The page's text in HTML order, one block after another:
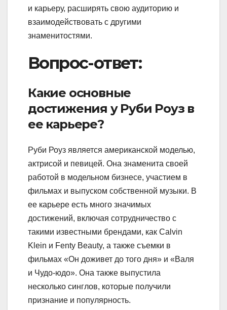
и карьеру, расширять свою аудиторию и
взаимодействовать с другими
знаменитостями.
Вопрос-ответ:
Какие основные
достижения у Руби Роуз в
ее карьере?
Руби Роуз является американской моделью,
актрисой и певицей. Она знаменита своей
работой в модельном бизнесе, участием в
фильмах и выпуском собственной музыки. В
ее карьере есть много значимых
достижений, включая сотрудничество с
такими известными брендами, как Calvin
Klein и Fenty Beauty, а также съемки в
фильмах «Он доживет до того дня» и «Валя
и Чудо-юдо». Она также выпустила
несколько синглов, которые получили
признание и популярность.